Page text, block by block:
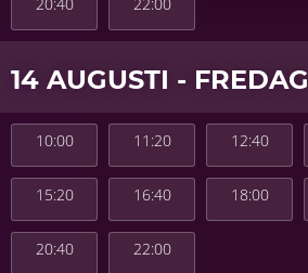
14 AUGUSTI - FREDAG
10:00 11:20 12:40
15:20 16:40 18:00
20:40 22:00